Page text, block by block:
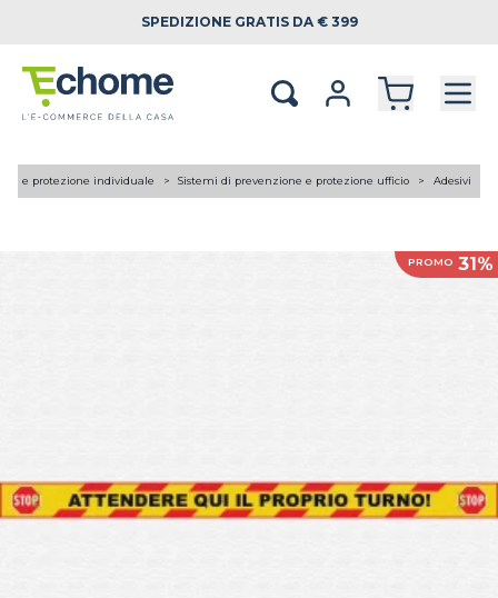
SPEDIZIONE GRATIS DA € 399
e protezione individuale Sistemi di prevenzione e protezione ufficio Adesivi
PROMO 31%